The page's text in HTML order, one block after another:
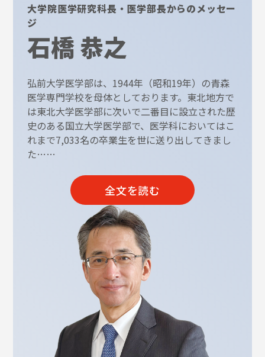
大学院医学研究科長・医学部長からのメッセー
ジ
石橋 恭之
弘前大学医学部は、1944年（昭和19年）の青森
医学専門学校を母体としております。東北地方で
は東北大学医学部に次いで二番目に設立された歴
史のある国立大学医学部で、医学科においてはこ
れまで7,033名の卒業生を世に送り出してきまし
た……
全文を読む